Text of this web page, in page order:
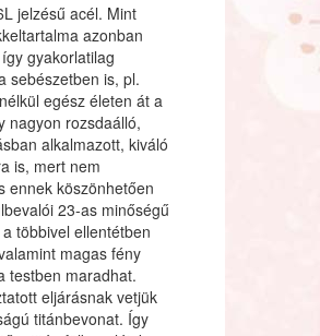
jelzésű acél. Mint
azonban
gyakorlatilag
sebészetben is, pl.
egész életen át a
nagyon rozsdaálló,
alkalmazott, kiváló
is, mert nem
ennek köszönhetően
23-as minőségű
többivel ellentétben
magas fény
testben maradhat.
eljárásnak vetjük
titánbevonat. Így